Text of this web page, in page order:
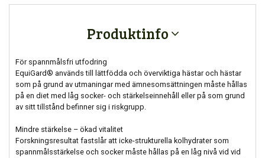
Produktinfo
För spannmålsfri utfodring
EquiGard® används till lättfödda och överviktiga hästar och hästar
som på grund av utmaningar med ämnesomsättningen måste hållas
på en diet med låg socker- och stärkelseinnehåll eller på som grund
av sitt tillstånd befinner sig i riskgrupp.
Mindre stärkelse – ökad vitalitet
Forskningsresultat fastslår att icke-strukturella kolhydrater som
spannmålsstärkelse och socker måste hållas på en låg nivå vid vid